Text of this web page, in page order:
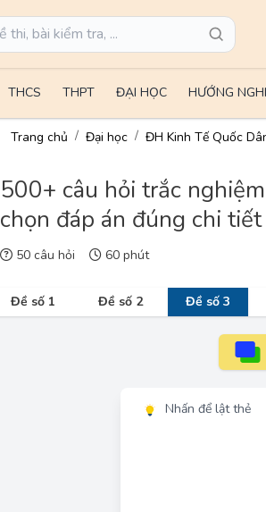
THCS THPT ĐẠI HỌC HƯỚNG
Trang chủ Đại học ĐH Kinh Tế Quốc
500+ câu hỏi trắc
chọn đáp án đúng chi
50 câu hỏi 60 phút
Đề số 1 Đề số 2 Đề số 3
Nhấn để lật thẻ